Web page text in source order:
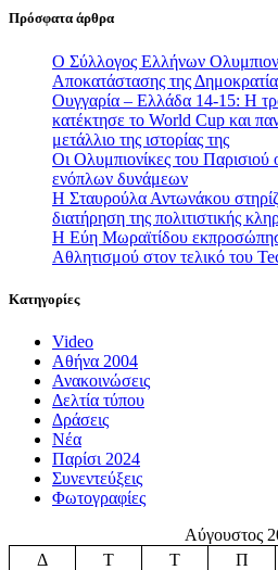
Πρόσφατα άρθρα
Ο Σύλλογος Ελλήνων
Αποκατάστασης της
Ουγγαρία – Ελλάδα 14-15: Η
κατέκτησε το World Cup και
μετάλλιο της ιστορίας της
Οι Ολυμπιονίκες του Παρισιού
ενόπλων δυνάμεων
Η Σταυρούλα Αντωνάκου
διατήρηση της πολιτιστικής
Η Εύη Μωραϊτίδου
Αθλητισμού στον τελικό του
Κατηγορίες
Video
Αθήνα 2004
Ανακοινώσεις
Δελτία τύπου
Δράσεις
Νέα
Παρίσι 2024
Συνεντεύξεις
Φωτογραφίες
Αύγουστος
Δ
Τ Τ Π